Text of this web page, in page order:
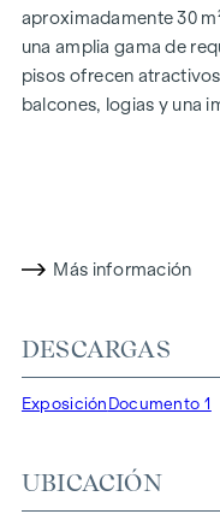
aproximadamente 30
una amplia gama de
pisos ofrecen
balcones, logias y una
fotovoltaica y la
Más información en:
Herbststraße - Winegg
Más información
DESCARGAS
Exposición Documento 1
UBICACIÓN